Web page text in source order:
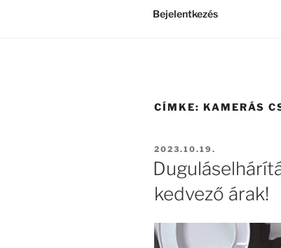
Bejelentkezés
CÍMKE: KAMERÁS
BEKÜLDVE:
2023.10.19.
kedvező árak!